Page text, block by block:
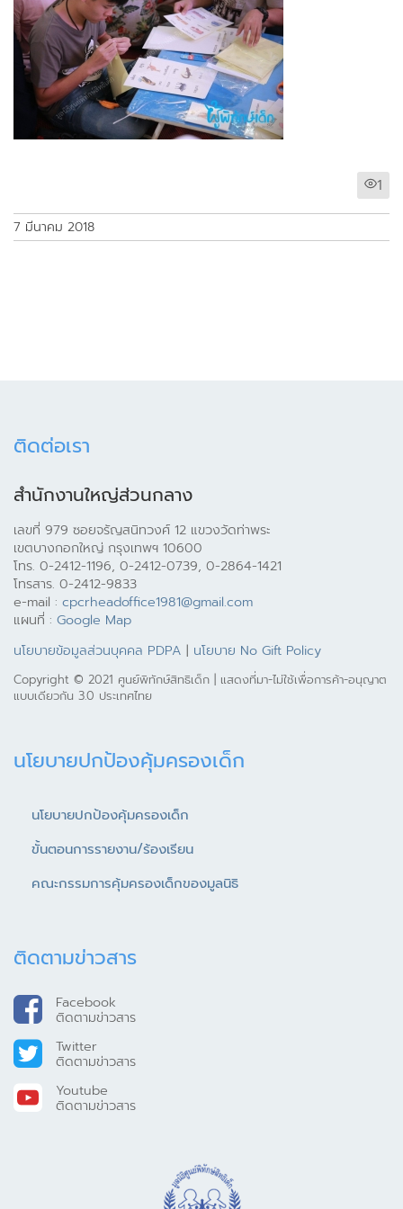
1
7 มีนาคม 2018
ติดต่อเรา
สำนักงานใหญ่ส่วนกลาง
เลขที่ 979 ซอยจรัญสนิทวงศ์ 12 แขวงวัดท่าพระ
เขตบางกอกใหญ่ กรุงเทพฯ 10600
โทร. 0-2412-1196, 0-2412-0739, 0-2864-1421
โทรสาร. 0-2412-9833
e-mail : cpcrheadoffice1981@gmail.com
แผนที่ : Google Map
นโยบายข้อมูลส่วนบุคคล PDPA | นโยบาย No Gift Policy
Copyright © 2021 ศูนย์พิทักษ์สิทธิเด็ก | แสดงที่มา-ไม่ใช้เพื่อการค้า-อนุญาต
แบบเดียวกัน 3.0 ประเทศไทย
นโยบายปกป้องคุ้มครองเด็ก
นโยบายปกป้องคุ้มครองเด็ก
ขั้นตอนการรายงาน/ร้องเรียน
คณะกรรมการคุ้มครองเด็กของมูลนิธิ
ติดตามข่าวสาร
Facebook
ติดตามข่าวสาร
Twitter
ติดตามข่าวสาร
Youtube
ติดตามข่าวสาร